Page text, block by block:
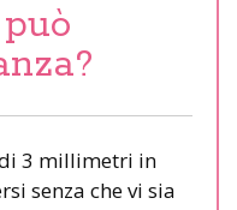
3 millimetri in
senza che vi sia